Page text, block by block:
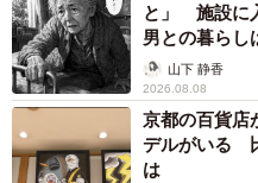
と」 施設に
男との暮ら
から】山下 静香
2026.08.08
京都の百貨店
デルがいる
は